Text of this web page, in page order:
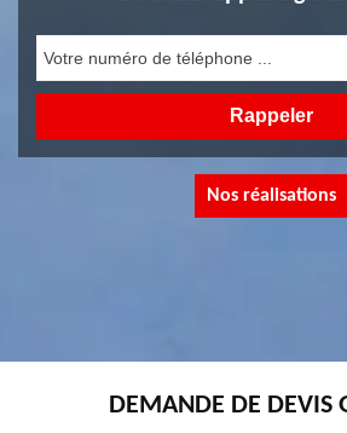
Nos réalisations
DEMANDE DE DEVIS